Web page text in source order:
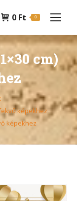
0 Ft 0
cm)
képekhez
képekhez